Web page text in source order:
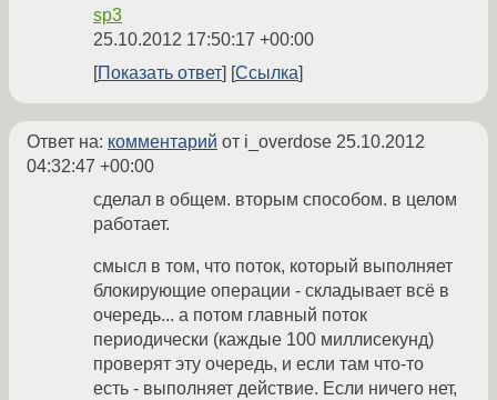
sp3
25.10.2012 17:50:17 +00:00
Показать ответ
Ссылка
Ответ на: комментарий от i_overdose 25.10.2012
04:32:47 +00:00
сделал в общем. вторым способом. в целом
работает.
смысл в том, что поток, который выполняет
блокирующие операции - складывает всё в
очередь... а потом главный поток
периодически (каждые 100 миллисекунд)
проверят эту очередь, и если там что-то
есть - выполняет действие. Если ничего нет,